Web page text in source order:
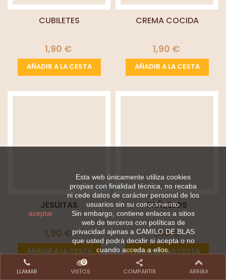
CUBILETES
1,90 €
AÑADIR A LA CESTA
CREMA COCIDA
1,90 €
AÑADIR A LA CESTA
JESUITAS
1,90 €
AÑADIR A LA CESTA
PAÑUELOS
1,90 €
AÑADIR A LA CESTA
aceptar
Esta web únicamente utiliza cookies
propias con finalidad técnica, no recaba
ni cede datos de carácter personal de los
usuarios sin su conocimiento.
Sin embargo, contiene enlaces a sitios
web de terceros con políticas de
privacidad ajenas a CAMILO DE BLAS
que usted podrá decidir si acepta o no
cuando acceda a ellos.
LLAMAR VISTOS
0
COMPARTIR
ARRIBA